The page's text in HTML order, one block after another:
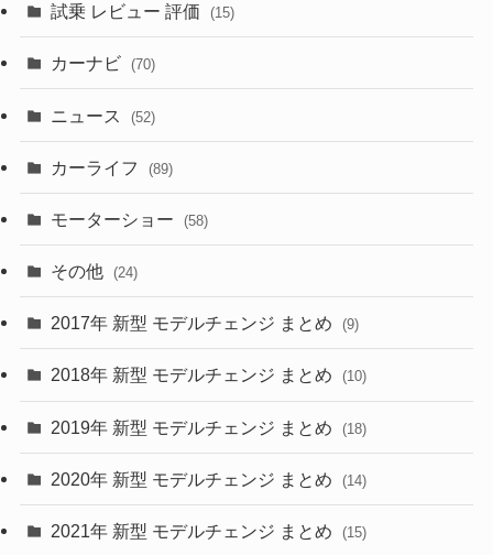
(253)
(50)
(43)
(6)
(9)
(30)
(27)
(58)
(28)
(27)
(26)
(10)
(35)
(10)
(7)
試乗 レビュー 評価 (15)
カーナビ (70)
ニュース (52)
カーライフ (89)
モーターショー (58)
その他 (24)
2017年 新型 モデルチェンジ まとめ (9)
2018年 新型 モデルチェンジ まとめ (10)
2019年 新型 モデルチェンジ まとめ (18)
2020年 新型 モデルチェンジ まとめ (14)
2021年 新型 モデルチェンジ まとめ (15)